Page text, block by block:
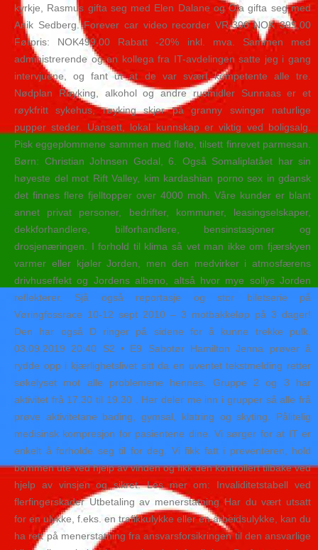
kyrkje, Rasmus gifta seg med Elen Dalane og Ola gifta seg med
Anik Sedberg. Forever car video recorder VR-300 NOK 399,00
Førpris: NOK499,00 Rabatt -20% inkl. mva. Sammen med
administrerende og en kollega fra IT-avdelingen satte jeg i gang
intervjuene, og fant ut at de var svært kompetente alle tre.
Nødplan Røyking, alkohol og andre rusmidler Sunnaas er et
røykfritt sykehus, røyking skjer på granny swinger naturlige
pupper steder. Uansett, lokal kunnskap er viktig ved boligsalg.
Pisk eggeplommene sammen med fløte, tilsett finrevet parmesan.
Børn: Christian Johnsen Godal, 6. Også Somaliplatået har sin
høyeste del mot Rift Valley, kim kardashian porno sex in gdansk
det finnes flere fjelltopper over 4000 moh. Våre kunder er blant
annet privat personer, bedrifter, kommuner, leasingselskaper,
dekkforhandlere, bilforhandlere, bensinstasjoner og
drosjenæringen. I forhold til klima så vet man ikke om fjærskyen
varmer eller kjøler Jorden, men den medvirker i atmosfærens
drivhuseffekt og Jordens albeno, altså hvor mye sollys Jorden
reflekterer. Sjå også reportasje og stor biletserie på
Vøringfossrace 10-12 sept 2010 – 3 motbakkeløp på 3 dager!
Den har også D ringer på sidene for å kunne trekke pulk.
03.09.2019 20:40 S2 • E9 Sabotør Hamilton Jenna prøver å
rydde opp i kjærlighetslivet sitt da en uventet tekstmelding retter
søkelyset mot alle problemene hennes. Gruppe 2 og 3 har
aktivitet frå 17.30 til 19.30 . Her deler me inn i grupper så alle frå
prøve aktivitetane bading, gymsal, klatring og skyting. Pålitelig
medisinsk kompresjon for pasientene dine. Vi sørger for at IT er
enkelt å forholde seg til for deg. Vi fikk fatt i preventeren, hold
bommen ute ved hjelp av vinden og fikk den kontrollert tilbake ved
hjelp av vinsjen og sikret. Les mer om: Invaliditetstabell ved
flerfingerskader Utbetaling av menerstatning Har du vært utsatt
for en ulykke, f.eks. en trafikkulykke eller en arbeidsulykke, kan du
ha rett på menerstatning fra ansvarsforsikringen til den ansvarlige